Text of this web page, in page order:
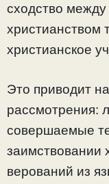
сходство
христианством
христианское
Это приводит
рассмотрения:
совершаемые
заимствовании
верований из